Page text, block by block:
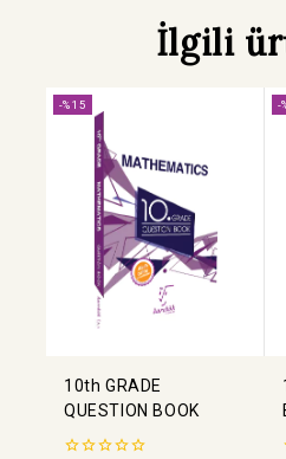
İlgili
-%15
10th GRADE
QUESTION BOOK
-